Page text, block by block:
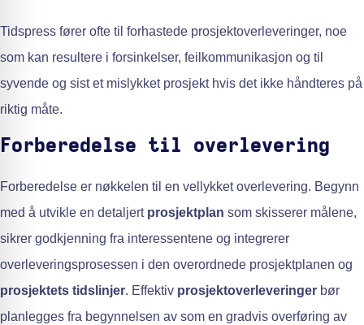
Tidspress fører ofte til forhastede prosjektoverleveringer, noe
som kan resultere i forsinkelser, feilkommunikasjon og til
syvende og sist et mislykket prosjekt hvis det ikke håndteres på
riktig måte.
Forberedelse til overlevering
Forberedelse er nøkkelen til en vellykket overlevering. Begynn
med å utvikle en detaljert prosjektplan som skisserer målene,
sikrer godkjenning fra interessentene og integrerer
overleveringsprosessen i den overordnede prosjektplanen og
prosjektets tidslinjer. Effektiv prosjektoverleveringer bør
planlegges fra begynnelsen av som en gradvis overføring av